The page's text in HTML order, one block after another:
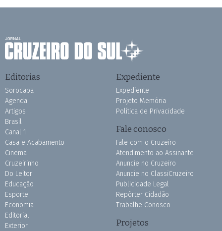
Editorias
Sorocaba
Agenda
Artigos
Brasil
Canal 1
Casa e Acabamento
Cinema
Cruzeirinho
Do Leitor
Educação
Esporte
Economia
Editorial
Exterior
Expediente
Expediente
Projeto Memória
Política de Privacidade
Fale conosco
Fale com o Cruzeiro
Atendimento ao Assinante
Anuncie no Cruzeiro
Anuncie no ClassiCruzeiro
Publicidade Legal
Repórter Cidadão
Trabalhe Conosco
Projetos